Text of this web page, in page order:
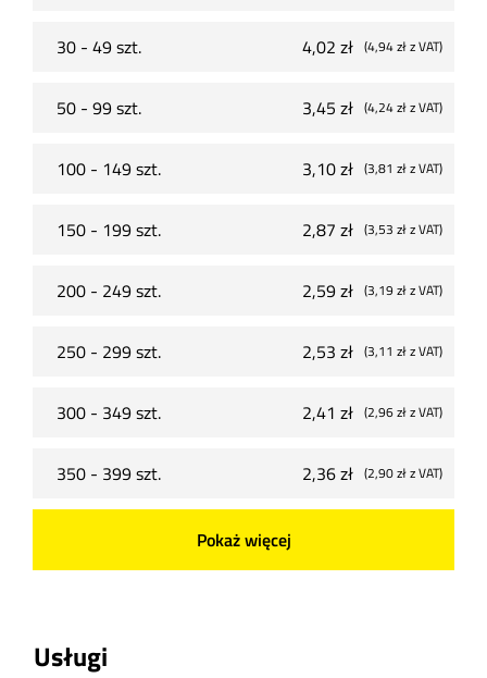
30 - 49 szt. 4,02 zł (4,94 złz VAT)
50 - 99 szt. 3,45 zł (4,24 złz VAT)
100 - 149 szt. 3,10 zł (3,81 złz VAT)
150 - 199 szt. 2,87 zł (3,53 złz VAT)
200 - 249 szt. 2,59 zł (3,19 złz VAT)
250 - 299 szt. 2,53 zł (3,11 złz VAT)
300 - 349 szt. 2,41 zł (2,96 złz VAT)
350 - 399 szt. 2,36 zł (2,90 złz VAT)
Pokaż więcej
Usługi